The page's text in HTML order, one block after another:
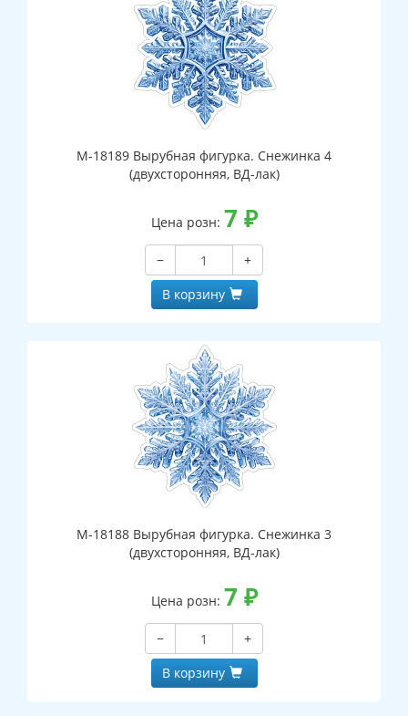
М-18189 Вырубная фигурка. Снежинка 4
(двухсторонняя, ВД-лак)
Цена розн: 7 ₽
−
+
В корзину
М-18188 Вырубная фигурка. Снежинка 3
(двухсторонняя, ВД-лак)
Цена розн: 7 ₽
−
+
В корзину